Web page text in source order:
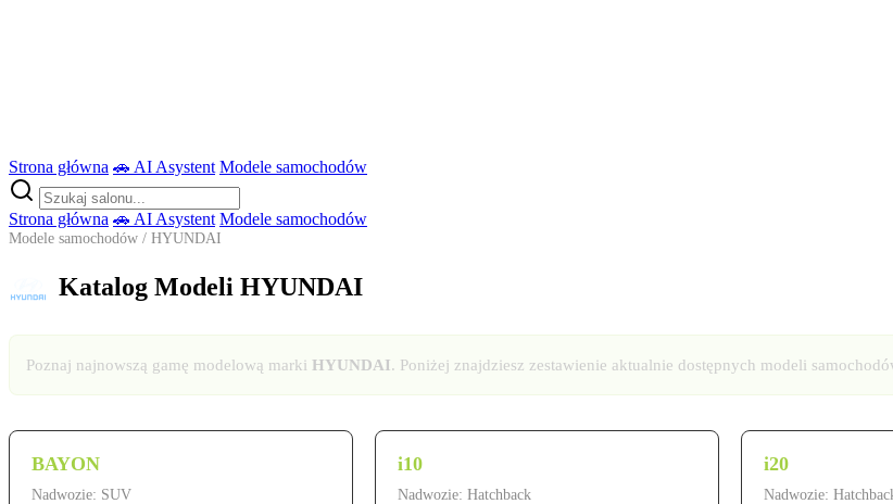
Strona główna 🚗 AI Asystent Modele samochodów
Strona główna 🚗 AI Asystent Modele samochodów
Modele samochodów / HYUNDAI
Katalog Modeli HYUNDAI
Poznaj najnowszą gamę modelową marki HYUNDAI. Poniżej znajdziesz zestawienie aktualnie dostępnych modeli
BAYON
Nadwozie: SUV
i10
Nadwozie: Hatchback
i20
Nadwozie: